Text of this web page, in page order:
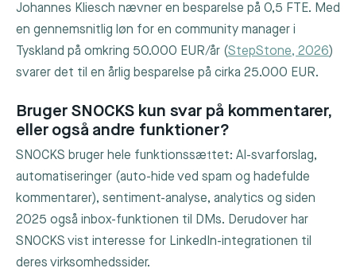
Johannes Kliesch nævner en besparelse på 0,5 FTE. Med
en gennemsnitlig løn for en community manager i
Tyskland på omkring 50.000 EUR/år (StepStone, 2026)
svarer det til en årlig besparelse på cirka 25.000 EUR.
Bruger SNOCKS kun svar på kommentarer,
eller også andre funktioner?
SNOCKS bruger hele funktionssættet: AI-svarforslag,
automatiseringer (auto-hide ved spam og hadefulde
kommentarer), sentiment-analyse, analytics og siden
2025 også inbox-funktionen til DMs. Derudover har
SNOCKS vist interesse for LinkedIn-integrationen til
deres virksomhedssider.